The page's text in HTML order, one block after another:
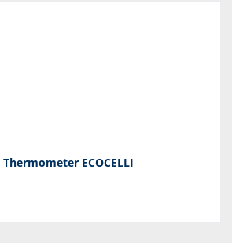
ECOCELLI